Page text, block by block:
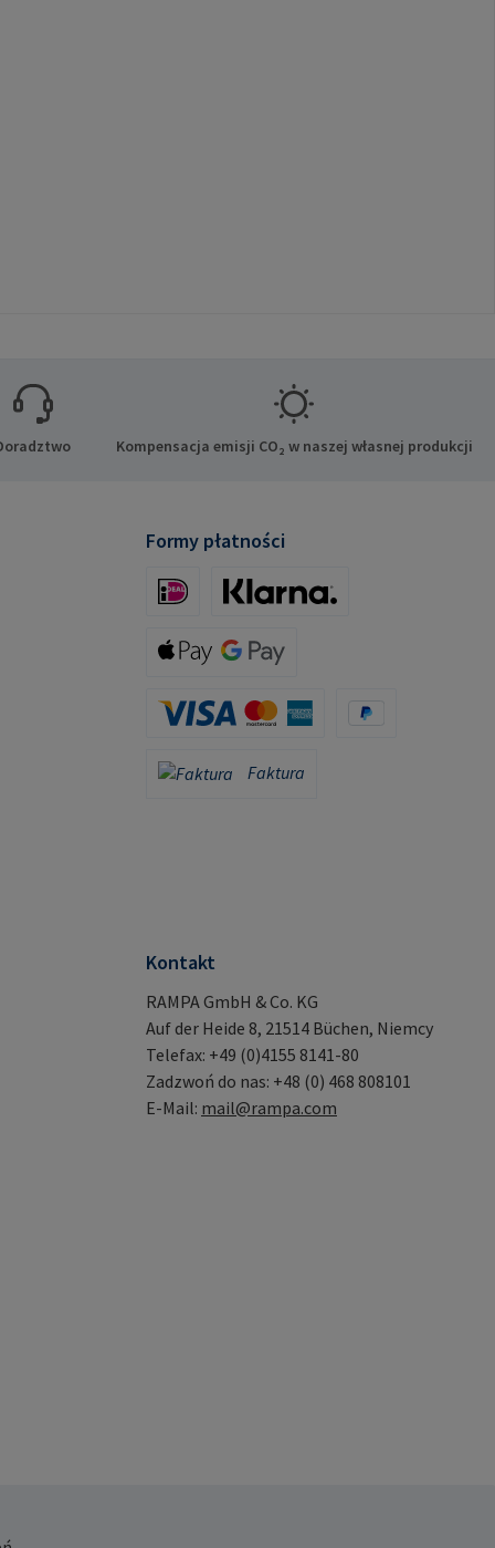
Kompensacja emisji CO₂ w naszej własnej produkcji
Formy płatności
Faktura
Faktura
Kontakt
RAMPA GmbH & Co. KG
Auf der Heide 8, 21514 Büchen, Niemcy
Telefax: +49 (0)4155 8141-80
Zadzwoń do nas: +48 (0) 468 808101
E-Mail: mail@rampa.com